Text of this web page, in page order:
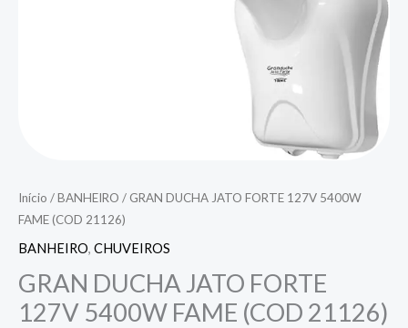
Início /BANHEIRO / GRAN DUCHA JATO FORTE 127V 5400W
FAME (COD 21126)
BANHEIRO, CHUVEIROS
GRAN DUCHA JATO FORTE
127V 5400W FAME (COD 21126)